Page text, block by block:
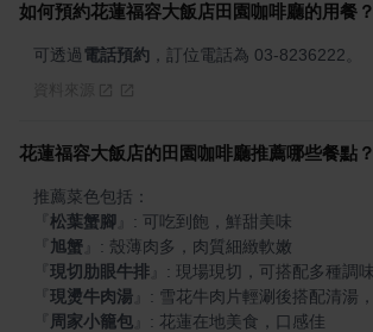
如何預約花蓮福容大飯店田園咖啡廳的用餐？
可透過電話預約 ，訂位電話為 03-8236222。
花蓮福容大飯店的田園咖啡廳推薦哪些餐點？
松葉蟹腳
旭蟹
現切肋眼牛排
現燙牛肉湯
周家小籠包 : 花蓮在地美食，口感佳